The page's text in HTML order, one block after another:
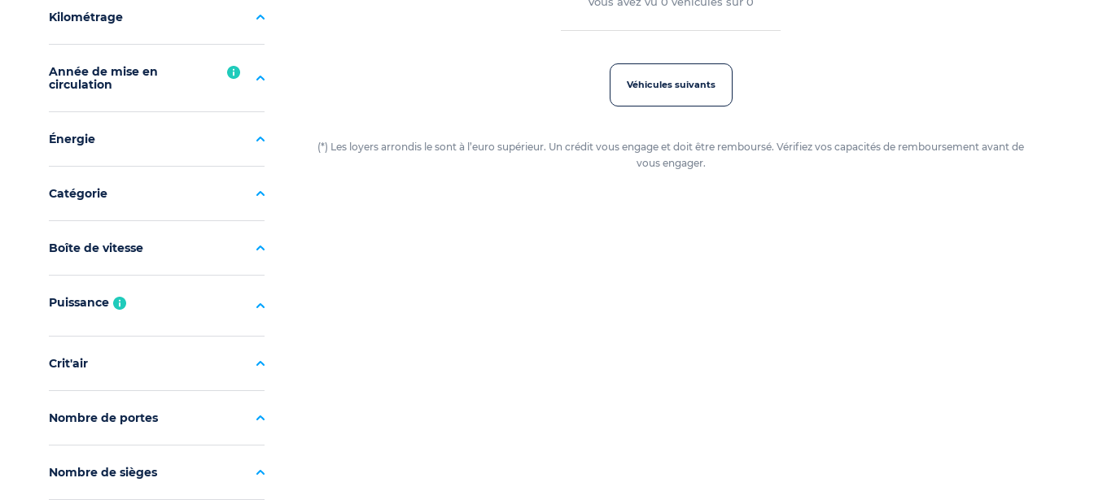
Kilométrage
Année de mise en
circulation
Énergie
Catégorie
Boîte de vitesse
Puissance
Crit'air
Nombre de portes
Nombre de sièges
Véhicules suivants
(*) Les loyers arrondis le sont à l’euro supérieur. Un crédit vous engage et doit être remboursé. Vérifiez vos capacités de remboursement avant de
vous engager.